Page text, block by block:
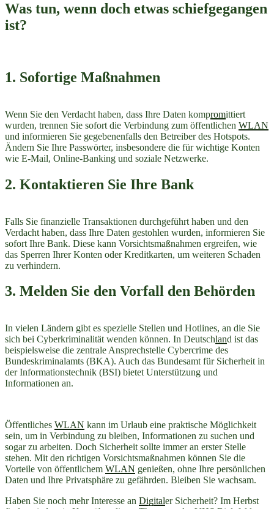
Was tun, wenn doch etwas schiefgegangen
ist?
1. Sofortige Maßnahmen
Wenn Sie den Verdacht haben, dass Ihre Daten kompromittiert
wurden, trennen Sie sofort die Verbindung zum öffentlichen WLAN
und informieren Sie gegebenenfalls den Betreiber des Hotspots.
Ändern Sie Ihre Passwörter, insbesondere die für wichtige Konten
wie E-Mail, Online-Banking und soziale Netzwerke.
2. Kontaktieren Sie Ihre Bank
Falls Sie finanzielle Transaktionen durchgeführt haben und den
Verdacht haben, dass Ihre Daten gestohlen wurden, informieren Sie
sofort Ihre Bank. Diese kann Vorsichtsmaßnahmen ergreifen, wie
das Sperren Ihrer Konten oder Kreditkarten, um weiteren Schaden
zu verhindern.
3. Melden Sie den Vorfall den Behörden
In vielen Ländern gibt es spezielle Stellen und Hotlines, an die Sie
sich bei Cyberkriminalität wenden können. In Deutschland ist das
beispielsweise die zentrale Ansprechstelle Cybercrime des
Bundeskriminalamts (BKA). Auch das Bundesamt für Sicherheit in
der Informationstechnik (BSI) bietet Unterstützung und
Informationen an.
Öffentliches WLAN kann im Urlaub eine praktische Möglichkeit
sein, um in Verbindung zu bleiben, Informationen zu suchen und
sogar zu arbeiten. Doch Sicherheit sollte immer an erster Stelle
stehen. Mit den richtigen Vorsichtsmaßnahmen können Sie die
Vorteile von öffentlichem WLAN genießen, ohne Ihre persönlichen
Daten und Ihre Privatsphäre zu gefährden. Bleiben Sie wachsam.
Haben Sie noch mehr Interesse an Digitaler Sicherheit? Im Herbst